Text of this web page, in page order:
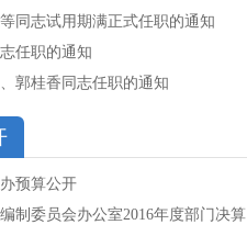
同志试用期满正式任职的通知
任职的通知
郭桂香同志任职的通知
预算公开
制委员会办公室2016年度部门决算